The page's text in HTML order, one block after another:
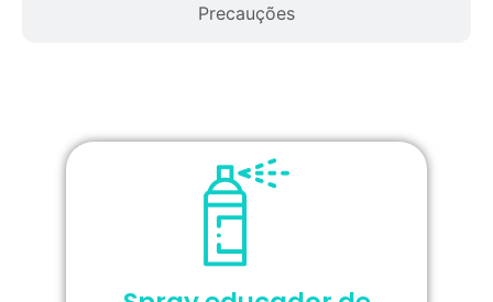
Precauções